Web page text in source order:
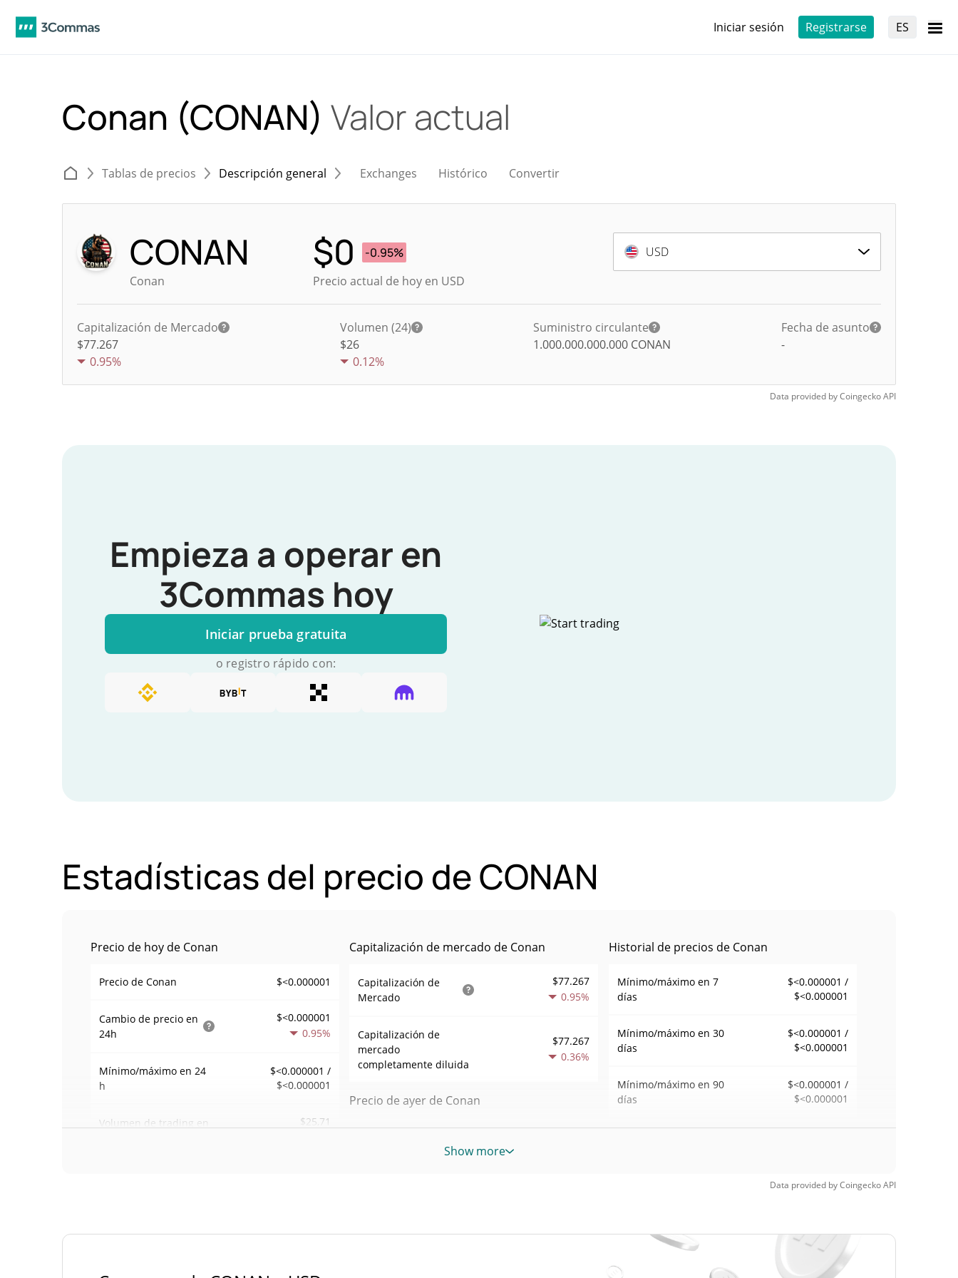
Iniciar sesión Registrarse ES
Conan (CONAN) Valor actual
Tablas de precios Descripción general Exchanges Histórico Convertir
CONAN
Conan
$0
-0.95%
Precio actual de hoy en USD
USD
Capitalización de Mercado
$77.267
0.95%
Volumen (24)
$26
0.12%
Suministro circulante
1.000.000.000.000 CONAN
Fecha de asunto
-
Data provided byCoingeckoAPI
Empieza a operar en
3Commas hoy
Iniciar prueba gratuita
o registro rápido con:
Estadísticas del precio de CONAN
Precio de hoy de Conan
Precio de Conan $<0.000001
Cambio de precio en
24h
$<0.000001
0.95%
Mínimo/máximo en 24
h
$<0.000001 /
$<0.000001
Volumen de trading en
$25,71
0,0000034007006%
Capitalización de mercado de Conan
Capitalización de
Mercado
$77.267
0.95%
Capitalización de
mercado
completamente diluida
$77.267
0.36%
Precio de ayer de Conan
Cambio de ayer 0.36%
Historial de precios de Conan
Mínimo/máximo en 7
días
$<0.000001 /
$<0.000001
Mínimo/máximo en 30
días
$<0.000001 /
$<0.000001
Mínimo/máximo en 90
días
$<0.000001 /
$<0.000001
$0,00003418
All Time Low
jun. 6, 2026 (2 months ago)
$<0.000001
34.36%
Show more
Data provided byCoingeckoAPI